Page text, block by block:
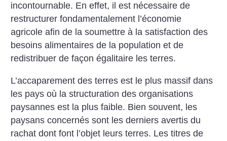
incontournable. En effet, il est nécessaire de
restructurer fondamentalement l’économie
agricole afin de la soumettre à la satisfaction des
besoins alimentaires de la population et de
redistribuer de façon égalitaire les terres.
L’accaparement des terres est le plus massif dans
les pays où la structuration des organisations
paysannes est la plus faible. Bien souvent, les
paysans concernés sont les derniers avertis du
rachat dont font l’objet leurs terres. Les titres de